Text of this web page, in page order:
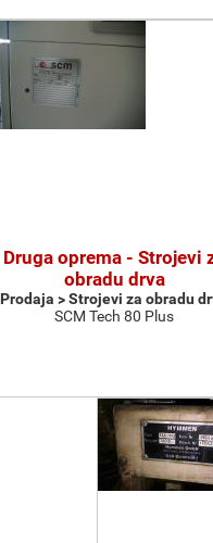
Druga oprema - Strojevi
obradu drva
Prodaja > Strojevi za obradu
SCM Tech 80 Plus